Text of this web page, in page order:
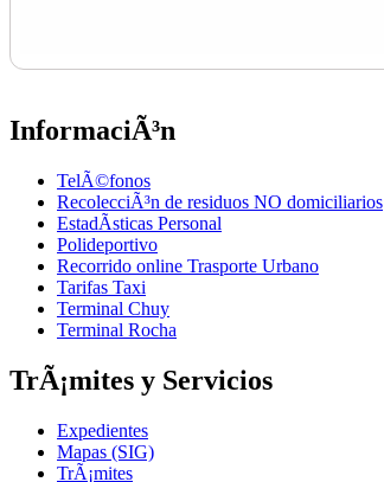
InformaciÃ³n
TelÃ©fonos
RecolecciÃ³n de residuos NO domiciliarios
EstadÃ­sticas Personal
Polideportivo
Recorrido online Trasporte Urbano
Tarifas Taxi
Terminal Chuy
Terminal Rocha
TrÃ¡mites y Servicios
Expedientes
Mapas (SIG)
TrÃ¡mites